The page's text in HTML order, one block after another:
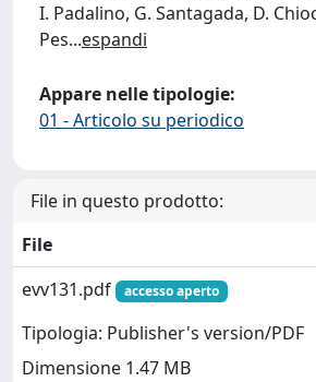
I. Padalino, G. Santagada, D.
Pes...espandi
Appare nelle tipologie:
01 - Articolo su periodico
File in questo prodotto:
File
evv131.pdf
accesso aperto
Tipologia: Publisher's version/PDF
Dimensione 1.47 MB